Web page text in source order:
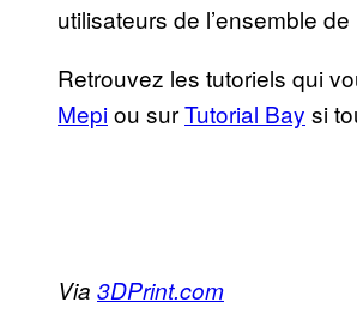
utilisateurs de l’ensemble
Retrouvez les tutoriels qui
Mepiou surTutorial Bay si
Via 3DPrint.com